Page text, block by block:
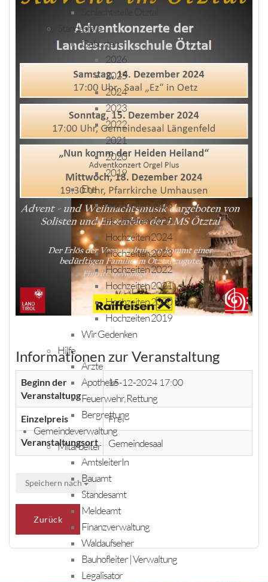
Standesfälle
Geburten
2026
2025
2024
2023
2022
2021
2020
2019
Ehe
Hochzeiten 2026
Hochzeiten 2025
Hochzeiten 2024
Hochzeiten 2023
Hochzeiten 2022
Hochzeiten 2021
Hochzeiten 2020
Hochzeiten 2019
Wir Gedenken
Hilfe
Ärzte
Apotheke
Feuerwehr, Rettung
Bergrettung
Gemeindeverwaltung
Mitarbeiter
AmtsleiterIn
Bauamt
Standesamt
Meldeamt
Finanzverwaltung
Waldaufseher
Bauhofleiter | Verwaltung
Legalisator
Informationen zur Veranstaltung
Beginn der
Veranstaltung
15-12-2024 17:00
Einzelpreis Frei
Veranstaltungsort Gemeindesaal
Speichern nach
Zurück